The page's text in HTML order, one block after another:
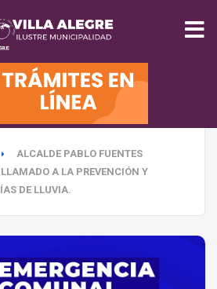
INICIO
MUNICIPALIDAD
SEGURIDAD
ALCALDE PABLO FUENTES
A LA PREVENCIÓN Y
DE LLUVIA.